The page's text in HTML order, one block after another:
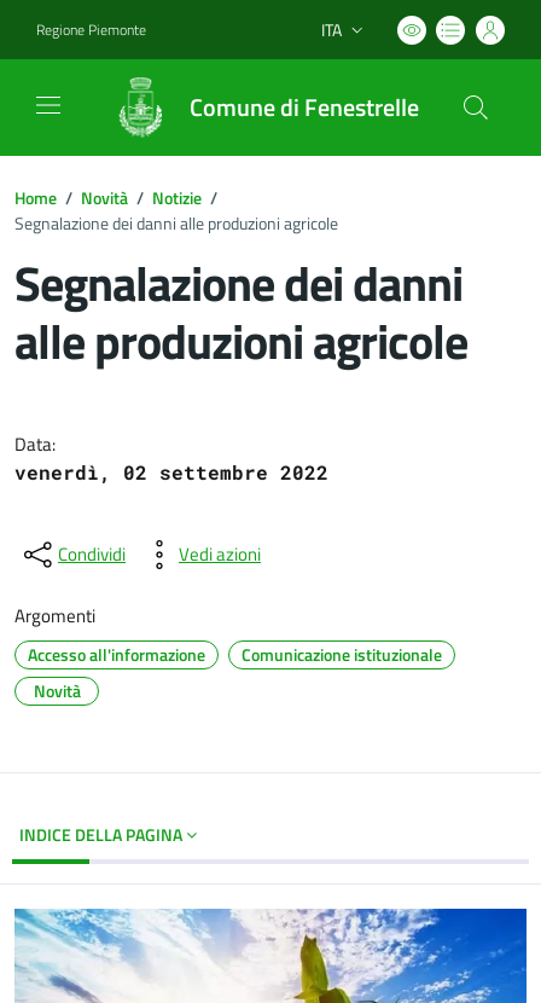
Regione Piemonte Lingua attiva:
ITA
Comune di Fenestrelle
Home / Novità / Notizie /
Segnalazione dei danni alle produzioni agricole
Segnalazione dei danni
alle produzioni agricole
Data:
venerdì, 02 settembre 2022
Condividi Vedi azioni
Argomenti
Accesso all'informazione
Comunicazione istituzionale
Novità
INDICE DELLA PAGINA